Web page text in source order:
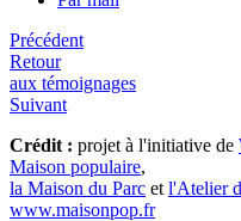
Précédent
Retour
aux témoignages
Suivant
Crédit : projet à l'initiative de
Maison populaire,
la Maison du Parc et l'Atelier
www.maisonpop.fr